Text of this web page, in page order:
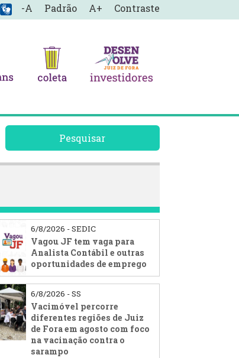
-A Padrão A+ Contraste
Pesquisar
6/8/2026 - SEDIC
Vagou JF tem vaga para
Analista Contábil e outras
oportunidades de emprego
6/8/2026 - SS
Vacimóvel percorre
diferentes regiões de Juiz
de Fora em agosto com foco
na vacinação contra o
sarampo